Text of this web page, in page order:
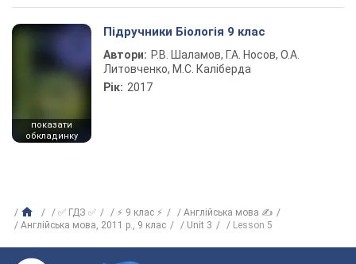
показати
обкладинку
Підручники Біологія 9 клас
Автори: Р.В. Шаламов, Г.А. Носов, О.А.
Литовченко, М.С. Каліберда
Рік: 2017
✅ ГДЗ ✅ ⚡ 9 клас ⚡
Англійська мова ✍
Англійська мова, 2011 р., 9 клас
Unit 3 Lesson 5